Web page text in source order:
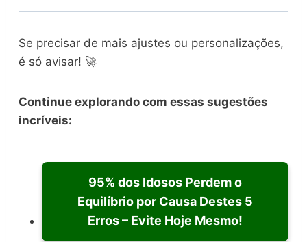
Se precisar de mais ajustes ou personalizações,
é só avisar! 🚀
Continue explorando com essas sugestões
incríveis:
95% dos Idosos Perdem o
Equilíbrio por Causa Destes 5
Erros – Evite Hoje Mesmo!